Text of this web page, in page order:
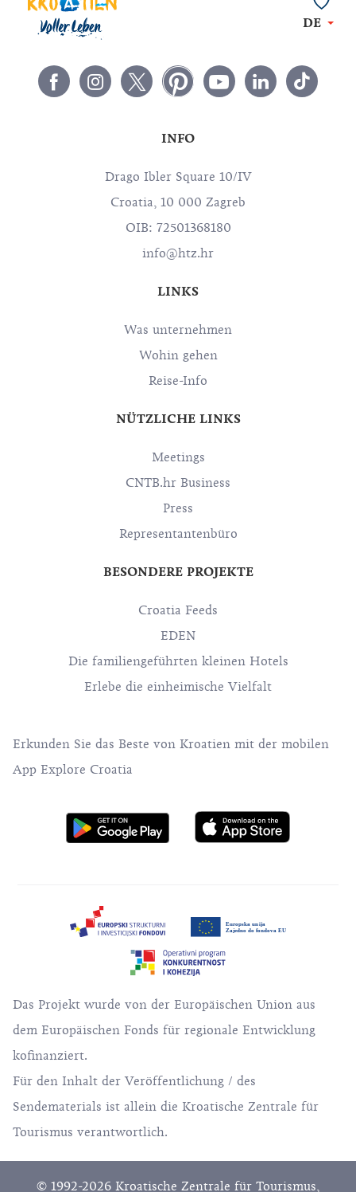
DE
INFO
Drago Ibler Square 10/IV
Croatia, 10 000 Zagreb
OIB: 72501368180
info@htz.hr
LINKS
Was unternehmen
Wohin gehen
Reise-Info
NÜTZLICHE LINKS
Meetings
CNTB.hr Business
Press
Representantenbüro
BESONDERE PROJEKTE
Croatia Feeds
EDEN
Die familiengeführten kleinen Hotels
Erlebe die einheimische Vielfalt
Erkunden Sie das Beste von Kroatien mit der mobilen
App Explore Croatia
Das Projekt wurde von der Europäischen Union aus
dem Europäischen Fonds für regionale Entwicklung
kofinanziert.
Für den Inhalt der Veröffentlichung / des
Sendematerials ist allein die Kroatische Zentrale für
Tourismus verantwortlich.
© 1992-2026 Kroatische Zentrale für Tourismus,